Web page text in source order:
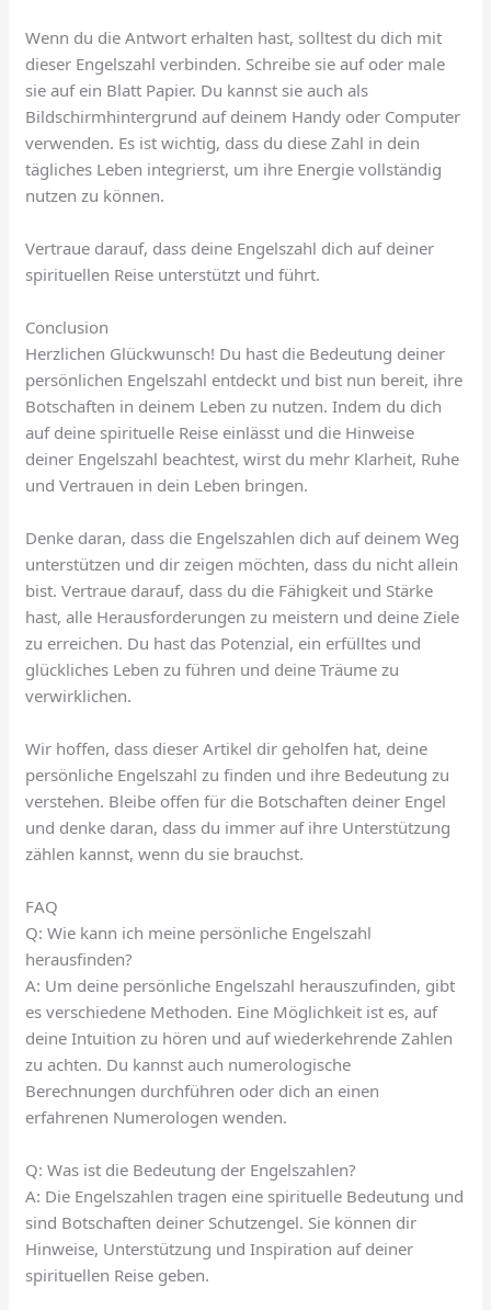
Wenn du die Antwort erhalten hast, solltest du dich mit
dieser Engelszahl verbinden. Schreibe sie auf oder male
sie auf ein Blatt Papier. Du kannst sie auch als
Bildschirmhintergrund auf deinem Handy oder Computer
verwenden. Es ist wichtig, dass du diese Zahl in dein
tägliches Leben integrierst, um ihre Energie vollständig
nutzen zu können.
Vertraue darauf, dass deine Engelszahl dich auf deiner
spirituellen Reise unterstützt und führt.
Conclusion
Herzlichen Glückwunsch! Du hast die Bedeutung deiner
persönlichen Engelszahl entdeckt und bist nun bereit, ihre
Botschaften in deinem Leben zu nutzen. Indem du dich
auf deine spirituelle Reise einlässt und die Hinweise
deiner Engelszahl beachtest, wirst du mehr Klarheit, Ruhe
und Vertrauen in dein Leben bringen.
Denke daran, dass die Engelszahlen dich auf deinem Weg
unterstützen und dir zeigen möchten, dass du nicht allein
bist. Vertraue darauf, dass du die Fähigkeit und Stärke
hast, alle Herausforderungen zu meistern und deine Ziele
zu erreichen. Du hast das Potenzial, ein erfülltes und
glückliches Leben zu führen und deine Träume zu
verwirklichen.
Wir hoffen, dass dieser Artikel dir geholfen hat, deine
persönliche Engelszahl zu finden und ihre Bedeutung zu
verstehen. Bleibe offen für die Botschaften deiner Engel
und denke daran, dass du immer auf ihre Unterstützung
zählen kannst, wenn du sie brauchst.
FAQ
Q: Wie kann ich meine persönliche Engelszahl
herausfinden?
A: Um deine persönliche Engelszahl herauszufinden, gibt
es verschiedene Methoden. Eine Möglichkeit ist es, auf
deine Intuition zu hören und auf wiederkehrende Zahlen
zu achten. Du kannst auch numerologische
Berechnungen durchführen oder dich an einen
erfahrenen Numerologen wenden.
Q: Was ist die Bedeutung der Engelszahlen?
A: Die Engelszahlen tragen eine spirituelle Bedeutung und
sind Botschaften deiner Schutzengel. Sie können dir
Hinweise, Unterstützung und Inspiration auf deiner
spirituellen Reise geben.